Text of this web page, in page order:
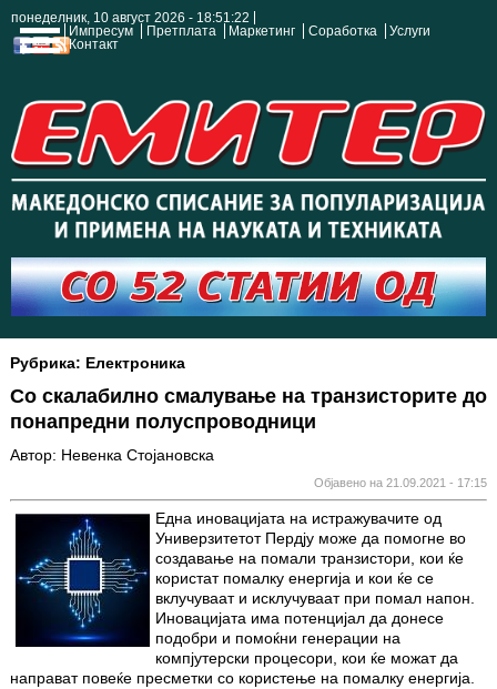
понеделник, 10 август 2026 - 18:51:22
Импресум
Претплата Маркетинг Соработка
Услуги
Контакт
Рубрика: Електроника
Со скалабилно смалување на транзисторите до
понапредни полуспроводници
Автор: Невенка Стојановска
Објавено на 21.09.2021 - 17:15
Една иновацијата на истражувачите од
Универзитетот Пердју може да помогне во
создавање на помали транзистори, кои ќе
користат помалку енергија и кои ќе се
вклучуваат и исклучуваат при помал напон.
Иновацијата има потенцијал да донесе
подобри и помоќни генерации на
компјутерски процесори, кои ќе можат да
направат повеќе пресметки со користење на помалку енергија.